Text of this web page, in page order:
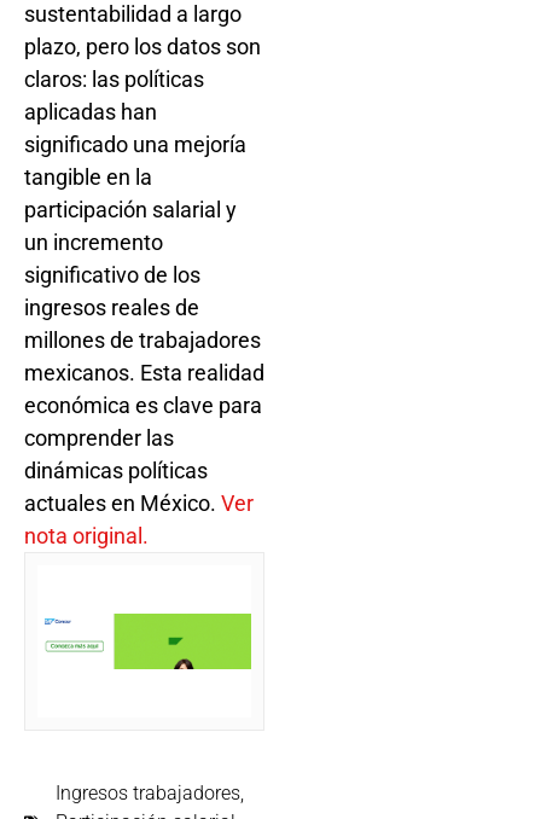
sustentabilidad a largo
plazo, pero los datos son
claros: las políticas
aplicadas han
significado una mejoría
tangible en la
participación salarial y
un incremento
significativo de los
ingresos reales de
millones de trabajadores
mexicanos. Esta realidad
económica es clave para
comprender las
dinámicas políticas
actuales en México. Ver
nota original.
Ingresos trabajadores,